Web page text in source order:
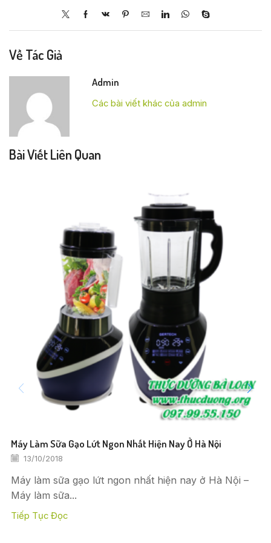
Về Tác Giả
Admin
Các bài viết khác của admin
Bài Viết Liên Quan
Máy Làm Sữa Gạo Lứt Ngon Nhất Hiện Nay Ở Hà Nội
13/10/2018
Máy làm sữa gạo lứt ngon nhất hiện nay ở Hà Nội –
Máy làm sữa...
Tiếp Tục Đọc